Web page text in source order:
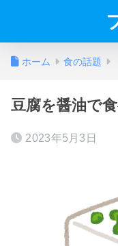
ホーム 食の話題
豆腐を醤油で
2023年5月3日